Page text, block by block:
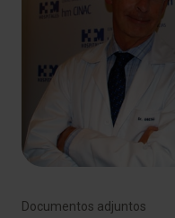
Documentos adjuntos